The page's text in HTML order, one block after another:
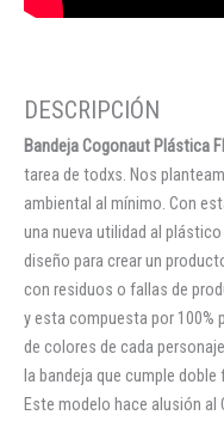
Bandeja Cogonaut Plástica
tarea de todxs. Nos
ambiental al mínimo. Con
una nueva utilidad al
diseño para crear un
con residuos o fallas de
y esta compuesta por 100%
de colores de cada
la bandeja que cumple
Este modelo hace alusión al